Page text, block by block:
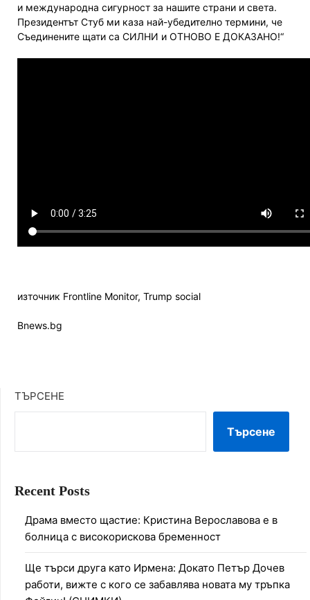
и международна сигурност за нашите страни и света.
Президентът Стуб ми каза най-убедително термини, че
Съединените щати са СИЛНИ и ОТНОВО Е ДОКАЗАНО!“
източник Frontline Monitor, Trump social
Bnews.bg
ТЪРСЕНЕ
Търсене
Recent Posts
Драма вместо щастие: Кристина Верославова е в
болница с високорискова бременност
Ще търси друга като Ирмена: Докато Петър Дочев
работи, вижте с кого се забавлява новата му тръпка